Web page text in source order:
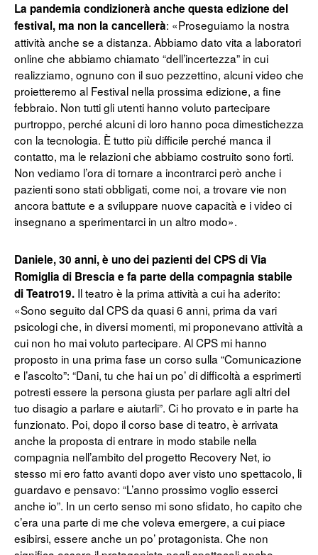
La pandemia condizionerà anche questa edizione del
festival, ma non la cancellerà: «Proseguiamo la nostra
attività anche se a distanza. Abbiamo dato vita a laboratori
online che abbiamo chiamato “dell’incertezza” in cui
realizziamo, ognuno con il suo pezzettino, alcuni video che
proietteremo al Festival nella prossima edizione, a fine
febbraio. Non tutti gli utenti hanno voluto partecipare
purtroppo, perché alcuni di loro hanno poca dimestichezza
con la tecnologia. È tutto più difficile perché manca il
contatto, ma le relazioni che abbiamo costruito sono forti.
Non vediamo l’ora di tornare a incontrarci però anche i
pazienti sono stati obbligati, come noi, a trovare vie non
ancora battute e a sviluppare nuove capacità e i video ci
insegnano a sperimentarci in un altro modo».
Daniele, 30 anni, è uno dei pazienti del CPS di Via
Romiglia di Brescia e fa parte della compagnia stabile
di Teatro19. Il teatro è la prima attività a cui ha aderito:
«Sono seguito dal CPS da quasi 6 anni, prima da vari
psicologi che, in diversi momenti, mi proponevano attività a
cui non ho mai voluto partecipare. Al CPS mi hanno
proposto in una prima fase un corso sulla “Comunicazione
e l’ascolto”: “Dani, tu che hai un po’ di difficoltà a esprimerti
potresti essere la persona giusta per parlare agli altri del
tuo disagio a parlare e aiutarli”. Ci ho provato e in parte ha
funzionato. Poi, dopo il corso base di teatro, è arrivata
anche la proposta di entrare in modo stabile nella
compagnia nell’ambito del progetto Recovery Net, io
stesso mi ero fatto avanti dopo aver visto uno spettacolo, li
guardavo e pensavo: “L’anno prossimo voglio esserci
anche io”. In un certo senso mi sono sfidato, ho capito che
c’era una parte di me che voleva emergere, a cui piace
esibirsi, essere anche un po’ protagonista. Che non